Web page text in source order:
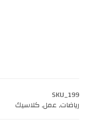
SKU_199
رياضات, عمل, كلاسيك